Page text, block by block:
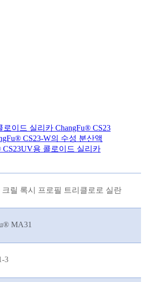
이드 실리카 ChangFu® CS23
CS23-W의 수성 분산액
CS23UV용 콜로이드 실리카
크릴 록시 프로필 트리클로로 실란
MA31
3